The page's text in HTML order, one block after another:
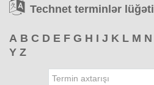
Technet terminlər lüğəti
A B C D E F G H I J K L M N
Y Z